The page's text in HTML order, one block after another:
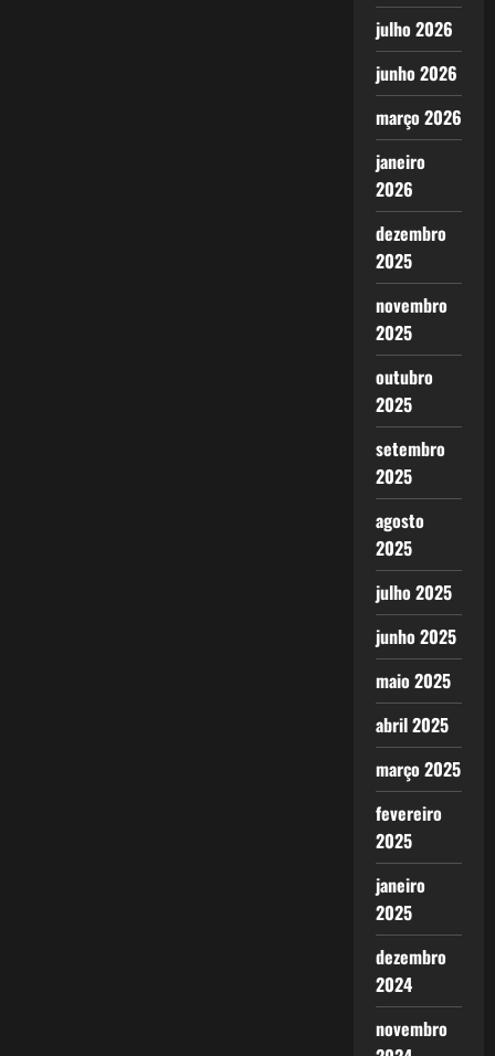
julho 2026
junho 2026
março 2026
janeiro
2026
dezembro
2025
novembro
2025
outubro
2025
setembro
2025
agosto
2025
julho 2025
junho 2025
maio 2025
abril 2025
março 2025
fevereiro
2025
janeiro
2025
dezembro
2024
novembro